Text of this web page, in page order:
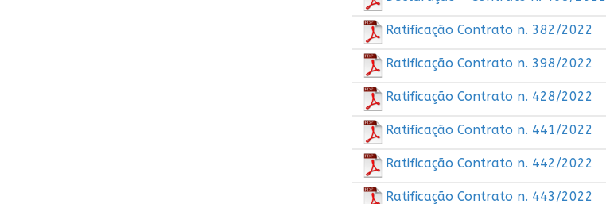
Ratificação Contrato n. 382/2022
Ratificação Contrato n. 398/2022
Ratificação Contrato n. 428/2022
Ratificação Contrato n. 441/2022
Ratificação Contrato n. 442/2022
Ratificação Contrato n. 443/2022